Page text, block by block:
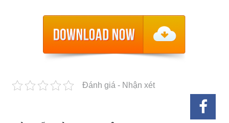
Đánh giá - Nhận xét
Thông báo Tuyển lao động Việt Nam vào các vị trí dự kiến